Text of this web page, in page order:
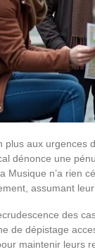
plus aux urgences
dénonce une
Musique n’a rien
assumant
des
de dépistage
maintenir leurs